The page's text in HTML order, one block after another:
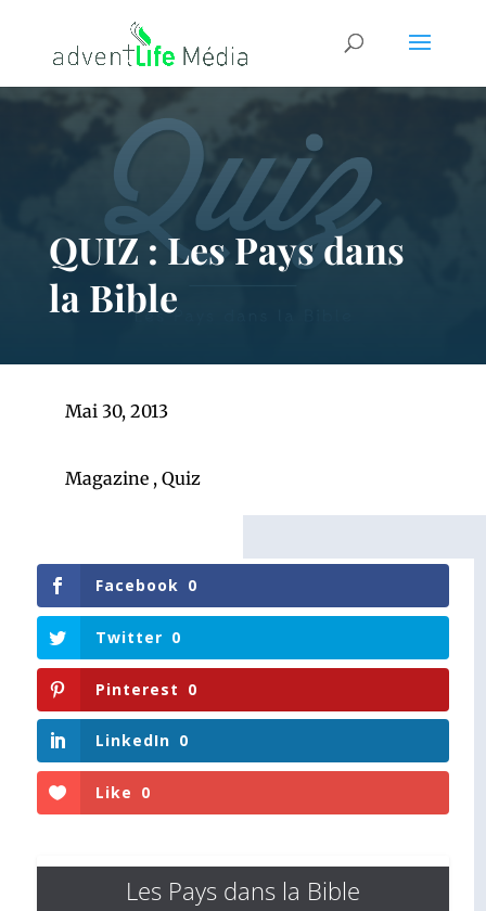
QUIZ : Les Pays dans
la Bible
Mai 30, 2013
Magazine, Quiz
Facebook 0
Twitter 0
Pinterest 0
LinkedIn 0
Like 0
Les Pays dans la Bible